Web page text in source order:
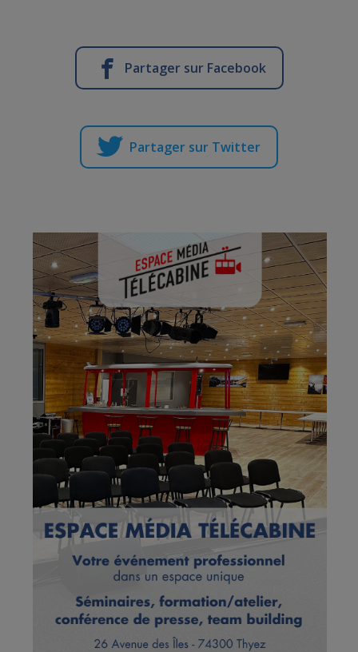
Partager sur Facebook
Partager sur Twitter